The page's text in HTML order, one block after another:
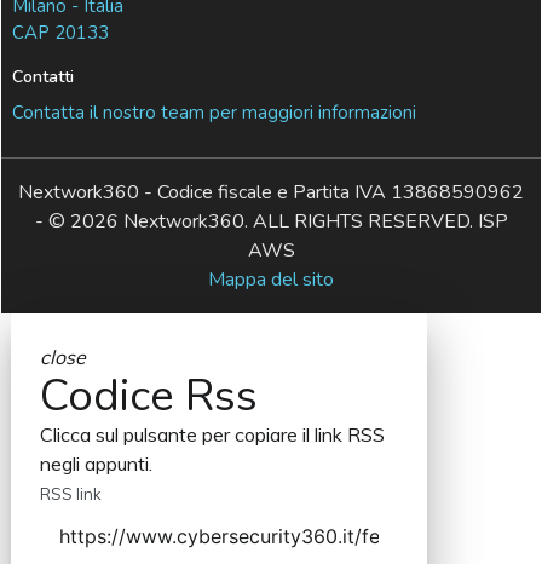
Milano - Italia
CAP 20133
Contatti
Contatta il nostro team per maggiori informazioni
Nextwork360 - Codice fiscale e Partita IVA 13868590962
- © 2026 Nextwork360. ALL RIGHTS RESERVED. ISP
AWS
Mappa del sito
close
Codice Rss
Clicca sul pulsante per copiare il link RSS
negli appunti.
RSS link